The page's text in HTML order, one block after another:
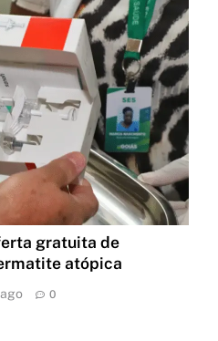
gratuita de
atópica
0